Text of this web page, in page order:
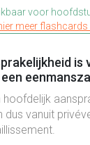
voor
meer flashcards
is
hoofdelijk
dus vanuit